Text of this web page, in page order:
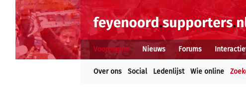
Voorpagina Nieuws Forums
Over ons Social Ledenlijst Wie online